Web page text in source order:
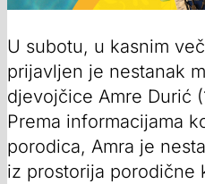
U subotu, u kasnim
prijavljen je nestanak
djevojčice Amre Durić
Prema informacijama
porodica, Amra je
iz prostorija porodične